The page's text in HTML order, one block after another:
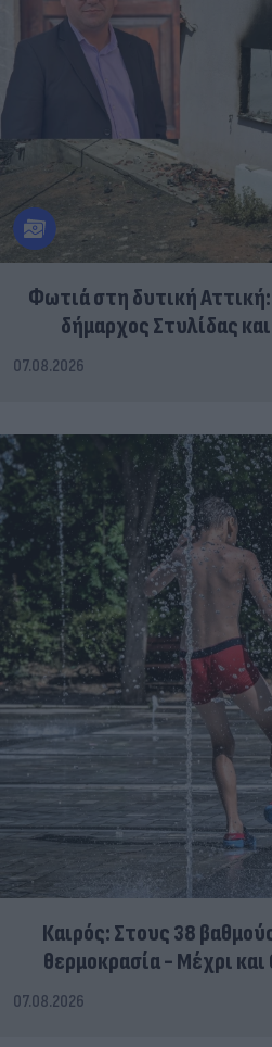
Φωτιά στη δυτική
δήμαρχος Στυλίδας
07.08.2026
Καιρός: Στους 38
θερμοκρασία - Μέχρι
07.08.2026